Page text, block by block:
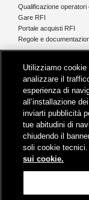
Qualificazione operatori
Gare RFI
Portale acquisti RFI
Regole e
Comunicati stampa e
Novità on line
Infomobilità
Feed - RSS
Utilizziamo
analizzare il
esperienza di
all’installazione
inviarti pubblicità
tue abitudini di
chiudendo il
soli cookie tecnici.
sui cookie.